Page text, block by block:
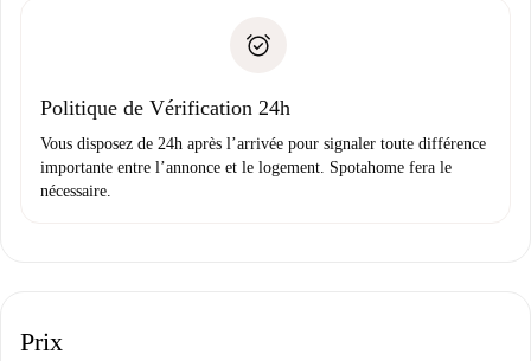
Justificatif de solvabilité
uniquement si aucun problème n'est signalé.
Politique de Vérification 24h
Vous disposez de 24h après l’arrivée pour signaler toute différence
importante entre l’annonce et le logement. Spotahome fera le
nécessaire.
Prix